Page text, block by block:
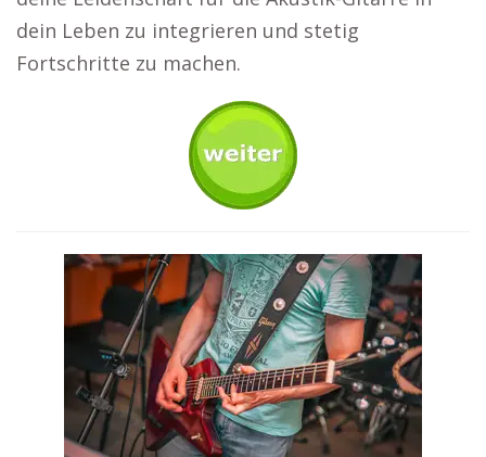
dein Leben zu integrieren und stetig
Fortschritte zu machen.